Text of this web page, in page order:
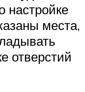
настройке
места,
отверстий